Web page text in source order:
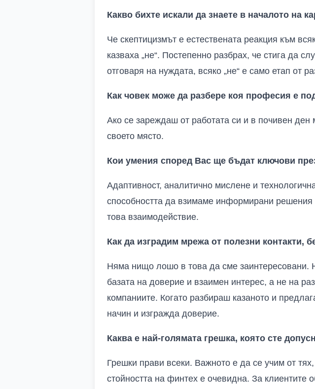
Какво бихте искали да знаете в началото на
Че скептицизмът е естествената реакция към
казваха „не“. Постепенно разбрах, че стига да
отговаря на нуждата, всяко „не“ е само етап от
Как човек може да разбере коя професия е
Ако се зареждаш от работата си и в почивен
своето място.
Кои умения според Вас ще бъдат ключови
Адаптивност, аналитично мислене и
способността да взимаме информирани решения
това взаимодействие.
Как да изградим мрежа от полезни контакти,
Няма нищо лошо в това да сме заинтересовани.
базата на доверие и взаимен интерес, а не на
компаниите. Когато разбираш казаното и
начин и изгражда доверие.
Каква е най-голямата грешка, която сте
Грешки прави всеки. Важното е да се учим от
стойността на финтех е очевидна. За клиентите